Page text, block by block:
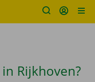
Rijkhoven?